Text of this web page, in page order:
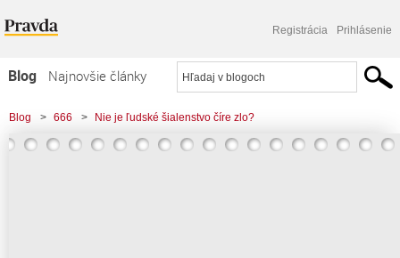
Registrácia Prihlásenie
Blog
Najnovšie články
Najčítanejšie články
Najkomentovanejšie články
Blog > 666 > Nie je ľudské šialenstvo číre zlo?